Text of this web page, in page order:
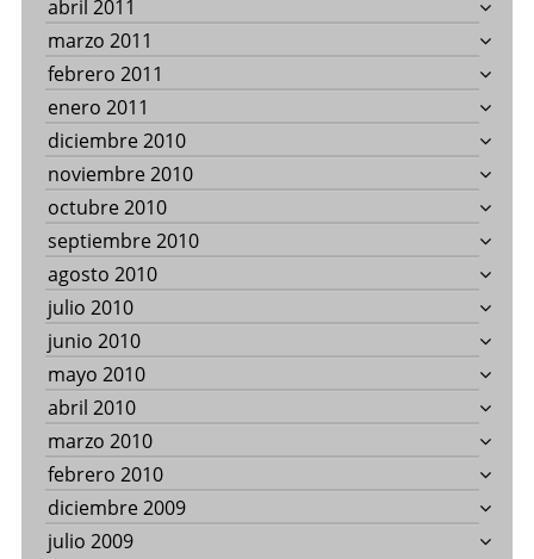
abril 2011
marzo 2011
febrero 2011
enero 2011
diciembre 2010
noviembre 2010
octubre 2010
septiembre 2010
agosto 2010
julio 2010
junio 2010
mayo 2010
abril 2010
marzo 2010
febrero 2010
diciembre 2009
julio 2009